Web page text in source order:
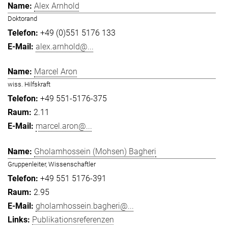
Alex Arnhold
Doktorand
+49 (0)551 5176 133
alex.arnhold@...
Marcel Aron
wiss. Hilfskraft
+49 551-5176-375
2.11
marcel.aron@...
Gholamhossein (Mohsen) Bagheri
Gruppenleiter, Wissenschaftler
+49 551 5176-391
2.95
gholamhossein.bagheri@...
Publikationsreferenzen